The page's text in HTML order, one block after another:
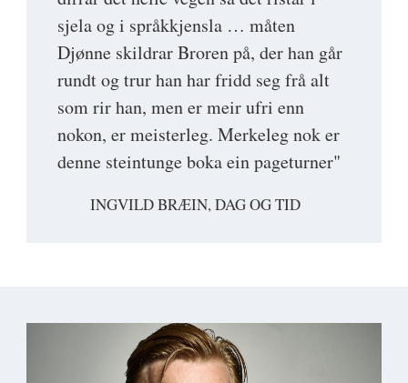
sjela og i språkkjensla … måten
Djønne skildrar Broren på, der han går
rundt og trur han har fridd seg frå alt
som rir han, men er meir ufri enn
nokon, er meisterleg. Merkeleg nok er
denne steintunge boka ein pageturner"
INGVILD BRÆIN, DAG OG TID